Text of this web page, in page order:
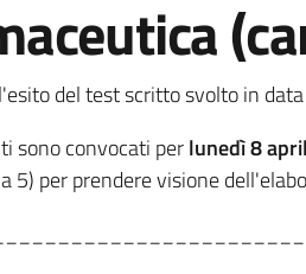
del test scritto svolto in
sono convocati perlunedì 8
5) per prendere visione